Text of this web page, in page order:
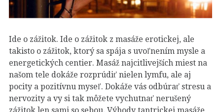
Ide o zážitok. Ide o zážitok z masáže erotickej, ale
takisto o zážitok, ktorý sa spája s uvoľnením mysle a
energetických centier. Masáž najcitlivejších miest na
našom tele dokáže rozprúdiť nielen lymfu, ale aj
pocity a pozitívnu myseľ. Dokáže vás odbúrať stresu a
nervozity a vy si tak môžete vychutnať nerušený